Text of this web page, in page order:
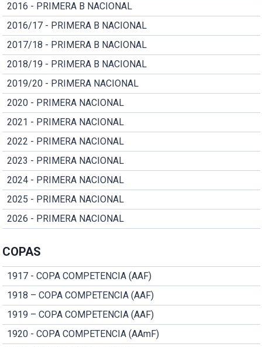
2016 - PRIMERA B NACIONAL
2016/17 - PRIMERA B NACIONAL
2017/18 - PRIMERA B NACIONAL
2018/19 - PRIMERA B NACIONAL
2019/20 - PRIMERA NACIONAL
2020 - PRIMERA NACIONAL
2021 - PRIMERA NACIONAL
2022 - PRIMERA NACIONAL
2023 - PRIMERA NACIONAL
2024 - PRIMERA NACIONAL
2025 - PRIMERA NACIONAL
2026 - PRIMERA NACIONAL
COPAS
1917 - COPA COMPETENCIA (AAF)
1918 – COPA COMPETENCIA (AAF)
1919 – COPA COMPETENCIA (AAF)
1920 - COPA COMPETENCIA (AAmF)